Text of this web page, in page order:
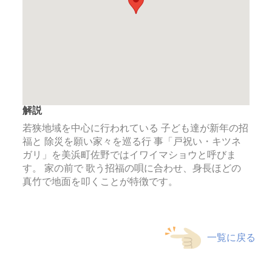
イワイマショウ
解説
若狭地域を中心に行われている 子ども達が新年の招
福と 除災を願い家々を巡る行 事「戸祝い・キツネ
ガリ」を美浜町佐野ではイワイマショウと呼びま
す。 家の前で 歌う招福の唄に合わせ、身長ほどの
真竹で地面を叩くことが特徴です。
一覧に戻る